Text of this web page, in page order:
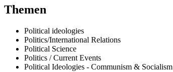
Themen
Political ideologies
Politics/International Relations
Political Science
Politics / Current Events
Political Ideologies - Communism & Socialism